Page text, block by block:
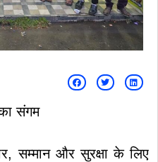
संगम
सम्मान और सुरक्षा के लिए